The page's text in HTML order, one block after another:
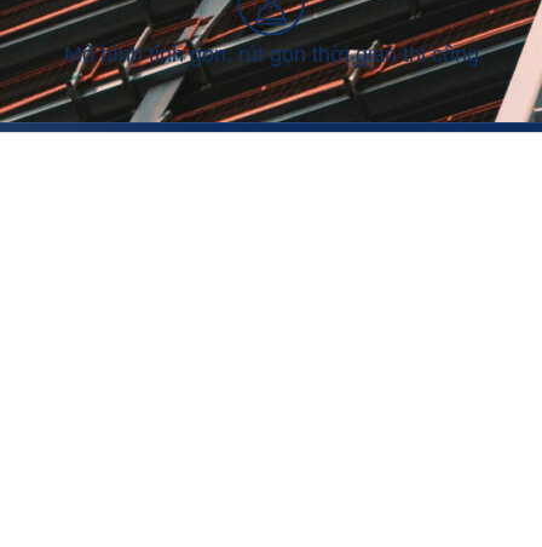
Mô hình tỉnh gọn, rút gọn thời gian thi công